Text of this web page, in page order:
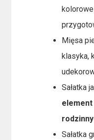
Mięsa
klasyka,
Sałatka
Sałatka